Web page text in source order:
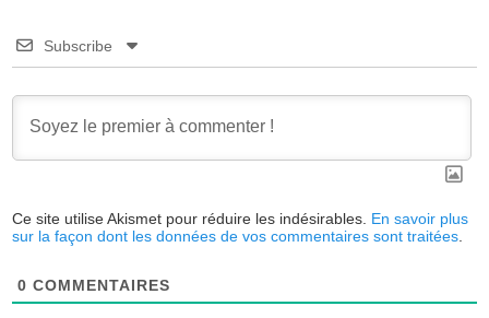
Subscribe
Ce site utilise Akismet pour réduire les indésirables. En savoir plus
sur la façon dont les données de vos commentaires sont traitées
0 COMMENTAIRES